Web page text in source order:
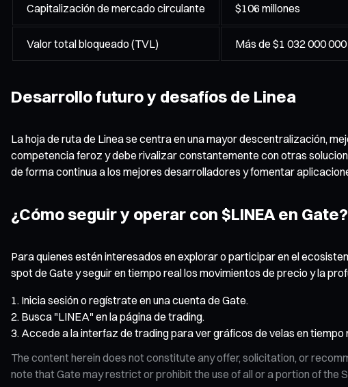
Capitalización de mercado circulante $106 millones
Valor total bloqueado (TVL) Más de $1 032 000 000
Desarrollo futuro y desafíos de Linea
La hoja de ruta de Linea se centra en una mayor descentralización,
competencia feroz y debe rivalizar constantemente con otras
de forma continua a los mejores desarrolladores y fomentar
¿Cómo seguir y operar con $LINEA en Gate?
Para quienes estén interesados en explorar o participar en el
spot de Gate y seguir en tiempo real los movimientos de precio y la
Inicia sesión o regístrate en una cuenta de Gate.
Busca "LINEA" en la página de trading.
Accede a la interfaz de trading para ver gráficos de velas en
The content herein does not constitute any offer, solicitation, or
note that Gate may restrict or prohibit the use of all or a portion of